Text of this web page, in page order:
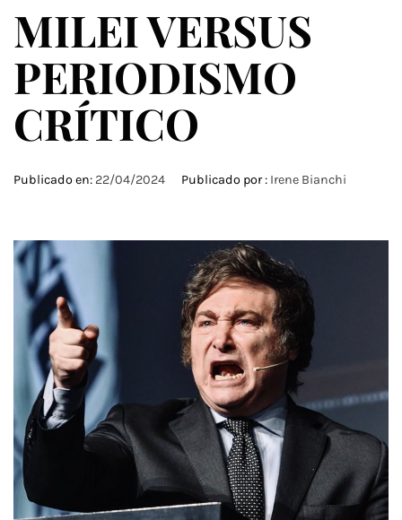
MILEI VERSUS
PERIODISMO
CRÍTICO
Publicado en: 22/04/2024 Publicado por : Irene Bianchi